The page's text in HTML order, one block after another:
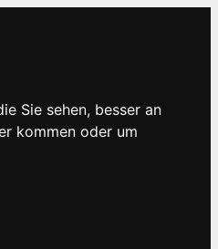
Sie sehen, besser an
kommen oder um